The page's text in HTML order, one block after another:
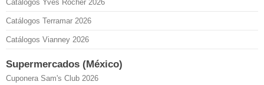
Catálogos Yves Rocher 2026
Catálogos Terramar 2026
Catálogos Vianney 2026
Supermercados (México)
Cuponera Sam's Club 2026